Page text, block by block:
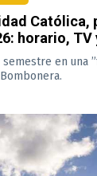
Católica,
horario,
en una